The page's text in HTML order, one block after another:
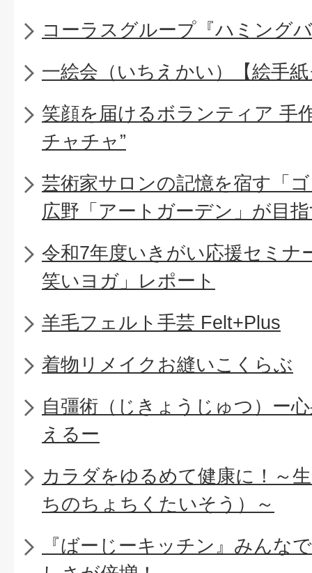
コーラスグループ『ハミング
一絵会（いちえかい）【絵手
笑顔を届けるボランティア 手
チャチャ”
芸術家サロンの記憶を宿す「
広野「アートガーデン」が目
令和7年度いきがい応援セミナ
笑いヨガ」レポート
羊毛フェルト手芸 Felt+Plus
着物リメイクお縫いこくらぶ
自彊術（じきょうじゅつ）ー
えるー
カラダをゆるめて健康に！～
ちのちょちくたいそう）～
『ばーじーキッチン』みんな